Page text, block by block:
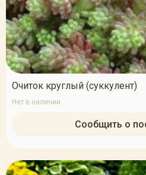
Очиток круглый (суккулент)
Нет в наличии
Сообщить о